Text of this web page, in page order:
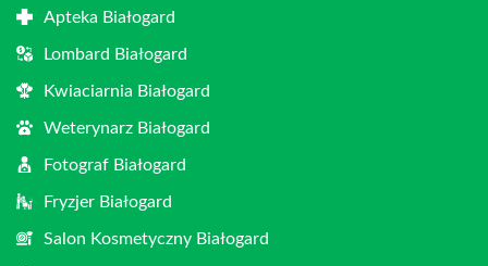
Apteka Białogard
Lombard Białogard
Kwiaciarnia Białogard
Weterynarz Białogard
Fotograf Białogard
Fryzjer Białogard
Salon Kosmetyczny Białogard